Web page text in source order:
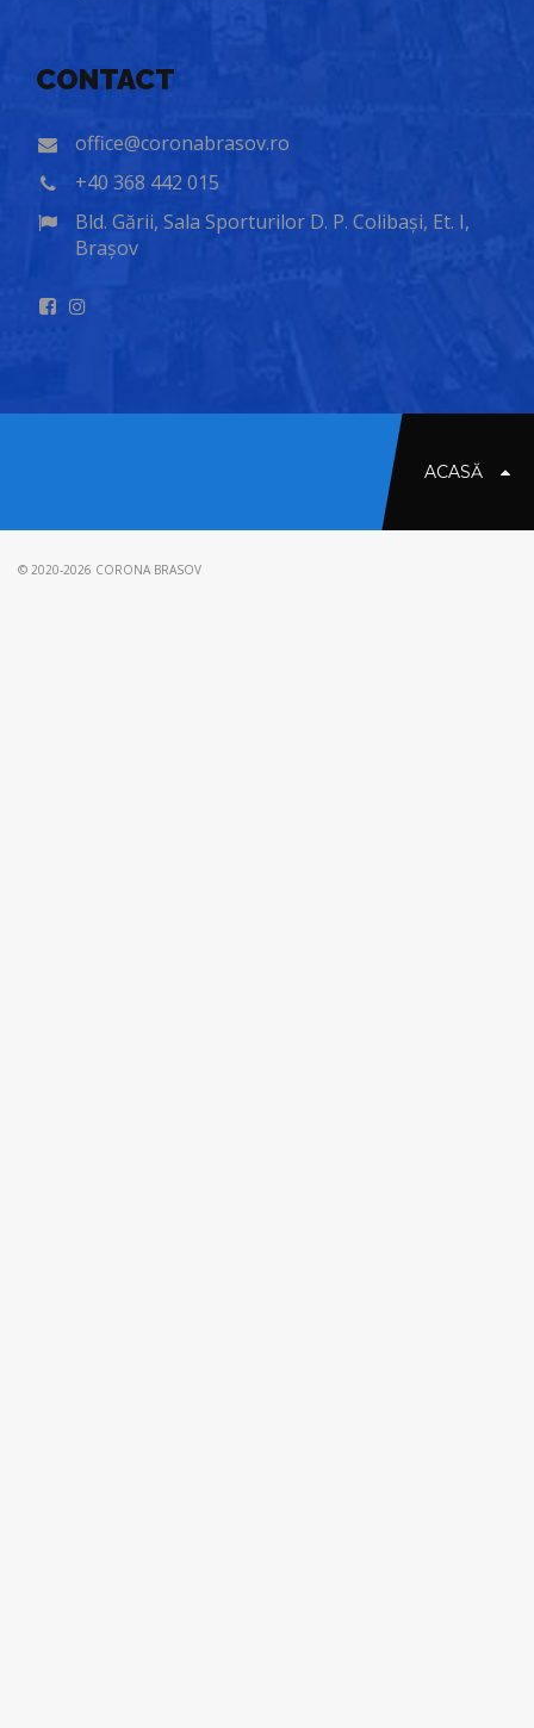
CONTACT
office@coronabrasov.ro
+40 368 442 015
Bld. Gării, Sala Sporturilor D. P. Colibași, Et. I,
Brașov
ACASĂ
© 2020-2026 CORONA BRASOV